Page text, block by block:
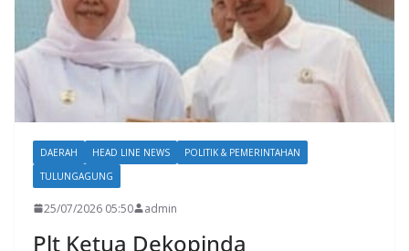
DAERAH HEAD LINE NEWS
POLITIK & PEMERINTAHAN
TULUNGAGUNG
25/07/2026 05:50 admin
Plt Ketua Dekopinda